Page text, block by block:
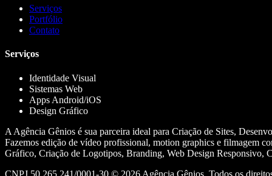
Serviços
Portfólio
Contato
Serviços
Identidade Visual
Sistemas Web
Apps Android/iOS
Design Gráfico
A Agência Gênios é sua parceira ideal para Criação de Sites,
Fazemos edição de vídeo profissional, motion graphics e filmagem
Gráfico, Criação de Logotipos, Branding, Web Design Responsivo,
CNPJ 50.265.241/0001-30 © 2026 Agência Gênios. Todos os